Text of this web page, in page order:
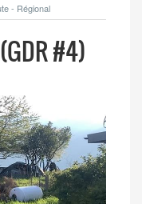
- Régional
#4)